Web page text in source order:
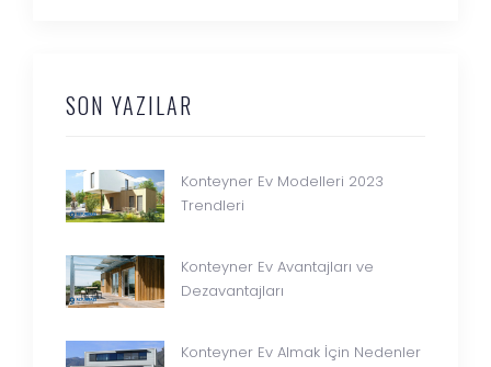
SON YAZILAR
Konteyner Ev Modelleri 2023
Trendleri
Konteyner Ev Avantajları ve
Dezavantajları
Konteyner Ev Almak İçin Nedenler